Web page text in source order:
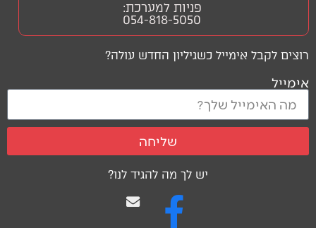
יש לך מה להגיד לנו?
רוצים לקבל אימייל כשגיליון החדש עולה?
אימייל
שליחה
פניות למערכת:
054-818-5050